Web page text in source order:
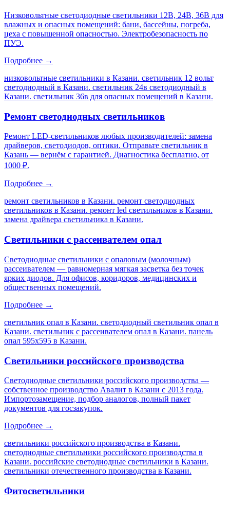
Низковольтные светодиодные светильники 12В, 24В, 36В для
влажных и опасных помещений: бани, бассейны, погреба,
цеха с повышенной опасностью. Электробезопасность по
ПУЭ.
Подробнее →
низковольтные светильники в Казани. светильник 12 вольт
светодиодный в Казани. светильник 24в светодиодный в
Казани. светильник 36в для опасных помещений в Казани.
Ремонт светодиодных светильников
Ремонт LED-светильников любых производителей: замена
драйверов, светодиодов, оптики. Отправьте светильник в
Казань — вернём с гарантией. Диагностика бесплатно, от
1000 ₽.
Подробнее →
ремонт светильников в Казани. ремонт светодиодных
светильников в Казани. ремонт led светильников в Казани.
замена драйвера светильника в Казани.
Светильники с рассеивателем опал
Светодиодные светильники с опаловым (молочным)
рассеивателем — равномерная мягкая засветка без точек
ярких диодов. Для офисов, коридоров, медицинских и
общественных помещений.
Подробнее →
светильник опал в Казани. светодиодный светильник опал в
Казани. светильник с рассеивателем опал в Казани. панель
опал 595х595 в Казани.
Светильники российского производства
Светодиодные светильники российского производства —
собственное производство Авалит в Казани с 2013 года.
Импортозамещение, подбор аналогов, полный пакет
документов для госзакупок.
Подробнее →
светильники российского производства в Казани.
светодиодные светильники российского производства в
Казани. российские светодиодные светильники в Казани.
светильники отечественного производства в Казани.
Фитосветильники